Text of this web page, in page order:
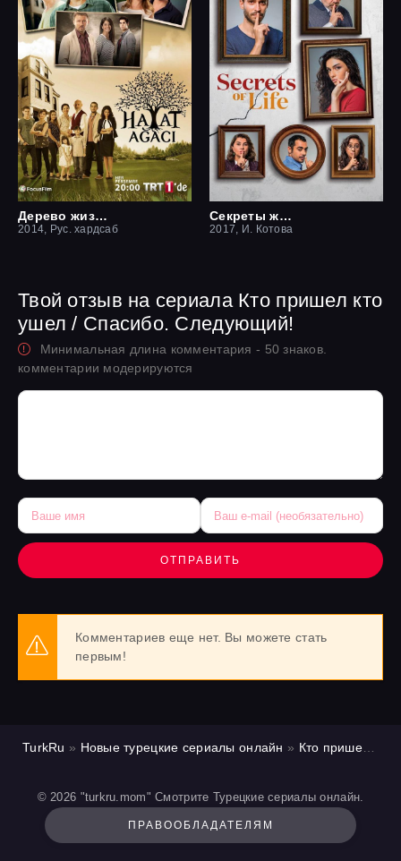
Дерево жизни
2014, Рус. хардсаб
Секреты жизни
2017, И. Котова
Твой отзыв на сериала Кто пришел кто
ушел / Спасибо. Следующий!
Минимальная длина комментария - 50 знаков.
комментарии модерируются
ОТПРАВИТЬ
Комментариев еще нет. Вы можете стать
первым!
TurkRu » Новые турецкие сериалы онлайн » Кто пришел кто ушел / Спасибо. Следующий!
© 2026 "turkru.mom" Смотрите Турецкие сериалы онлайн.
ПРАВООБЛАДАТЕЛЯМ